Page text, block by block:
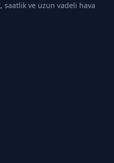
ve uzun vadeli hava